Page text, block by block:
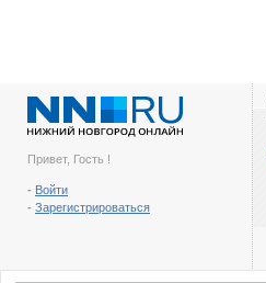
Привет, Гость !
- Войти
- Зарегистрироваться